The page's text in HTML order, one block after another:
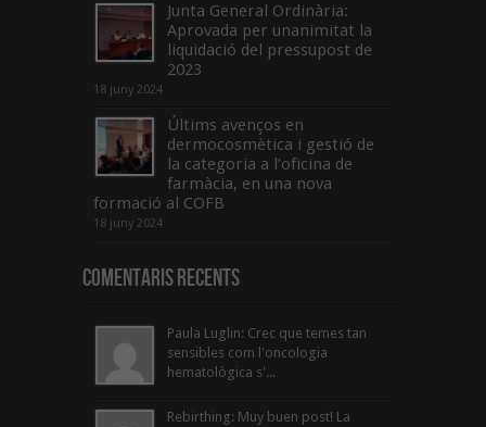
Junta General Ordinària:
Aprovada per unanimitat la
liquidació del pressupost de
2023
18 juny 2024
Últims avenços en
dermocosmètica i gestió de
la categoria a l’oficina de
farmàcia, en una nova
formació al COFB
18 juny 2024
Comentaris Recents
Paula Luglin: Crec que temes tan
sensibles com l'oncologia
hematològica s'...
Rebirthing: Muy buen post! La